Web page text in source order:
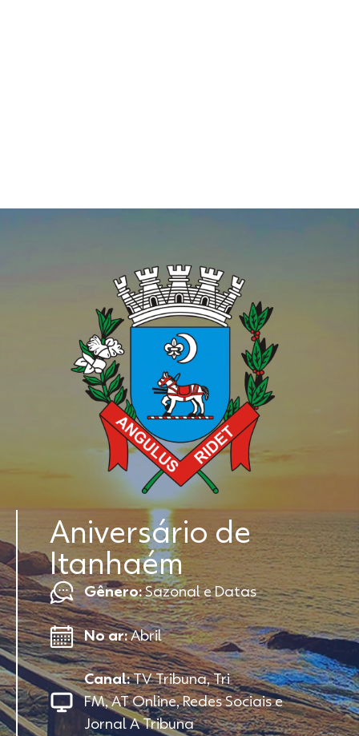
Aniversário de
Itanhaém
Gênero:Sazonal e Datas
No ar:Abril
Canal:TV Tribuna, Tri
FM, AT Online, Redes Sociais e
Jornal A Tribuna